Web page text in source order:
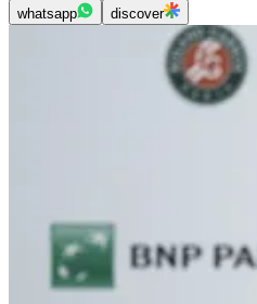
whatsapp discover